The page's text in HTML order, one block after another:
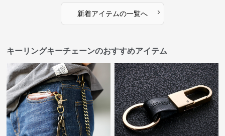
新着アイテムの一覧へ ›
キーリングキーチェーンのおすすめアイテム